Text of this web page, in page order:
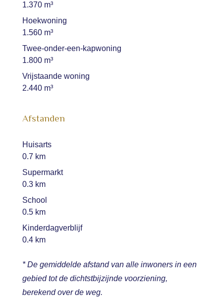
1.370 m³
Hoekwoning
1.560 m³
Twee-onder-een-kapwoning
1.800 m³
Vrijstaande woning
2.440 m³
Afstanden
Huisarts
0.7 km
Supermarkt
0.3 km
School
0.5 km
Kinderdagverblijf
0.4 km
* De gemiddelde afstand van alle inwoners in een
gebied tot de dichtstbijzijnde voorziening,
berekend over de weg.